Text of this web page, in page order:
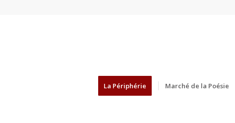
La Périphérie Marché de la Poésie